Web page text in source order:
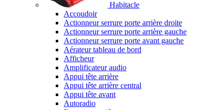
Habitacle
Accoudoir
Actionneur serrure porte arrière droite
Actionneur serrure porte arrière gauche
Actionneur serrure porte avant gauche
Aérateur tableau de bord
Afficheur
Amplificateur audio
Appui tête arrière
Appui tête arrière central
Appui tête avant
Autoradio